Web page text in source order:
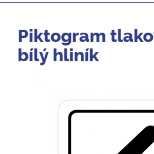
Piktogram
bílý hliník